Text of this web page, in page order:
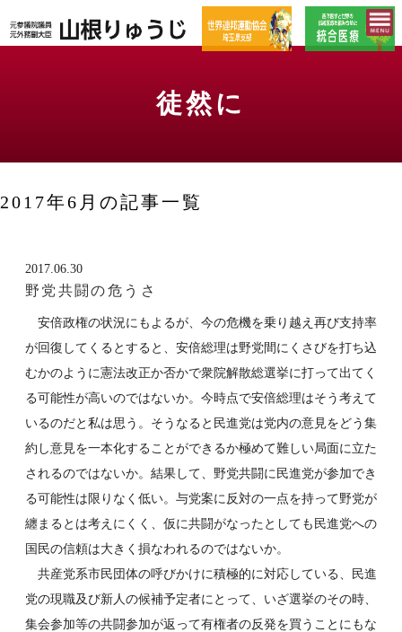
徒然に
2017年6月の記事一覧
2017.06.30
野党共闘の危うさ
安倍政権の状況にもよるが、今の危機を乗り越え再び支持率
が回復してくるとすると、安倍総理は野党間にくさびを打ち込
むかのように憲法改正か否かで衆院解散総選挙に打って出てく
る可能性が高いのではないか。今時点で安倍総理はそう考えて
いるのだと私は思う。そうなると民進党は党内の意見をどう集
約し意見を一本化することができるか極めて難しい局面に立た
されるのではないか。結果して、野党共闘に民進党が参加でき
る可能性は限りなく低い。与党案に反対の一点を持って野党が
纏まるとは考えにくく、仮に共闘がなったとしても民進党への
国民の信頼は大きく損なわれるのではないか。
共産党系市民団体の呼びかけに積極的に対応している、民進
党の現職及び新人の候補予定者にとって、いざ選挙のその時、
集会参加等の共闘参加が返って有権者の反発を買うことにもな